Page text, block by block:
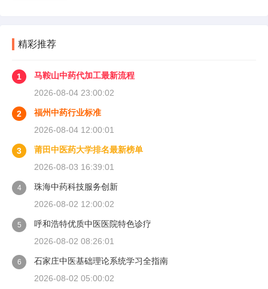
精彩推荐
1
马鞍山中药代加工最新流程
2026-08-04 23:00:02
2
福州中药行业标准
2026-08-04 12:00:01
3
莆田中医药大学排名最新榜单
2026-08-03 16:39:01
4
珠海中药科技服务创新
2026-08-02 12:00:02
5
呼和浩特优质中医医院特色诊疗
2026-08-02 08:26:01
6
石家庄中医基础理论系统学习全指南
2026-08-02 05:00:02